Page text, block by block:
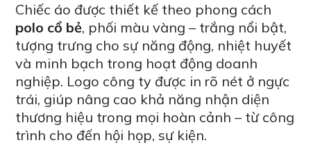
Chiếc áo được thiết kế theo phong cách
polo cổ bẻ, phối màu vàng – trắng nổi bật,
tượng trưng cho sự năng động, nhiệt huyết
và minh bạch trong hoạt động doanh
nghiệp. Logo công ty được in rõ nét ở ngực
trái, giúp nâng cao khả năng nhận diện
thương hiệu trong mọi hoàn cảnh – từ công
trình cho đến hội họp, sự kiện.